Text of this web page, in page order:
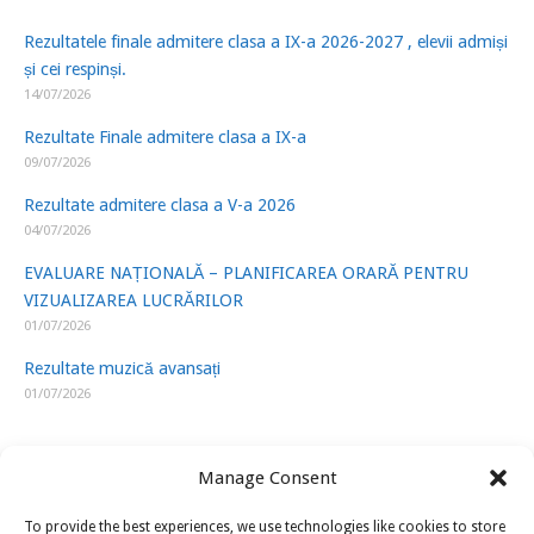
Manage Consent
To provide the best experiences, we use technologies like cookies to store
Rezultatele finale admitere clasa a IX-a 2026-2027 , elevii admiși
și cei respinși.
14/07/2026
Rezultate Finale admitere clasa a IX-a
09/07/2026
Rezultate admitere clasa a V-a 2026
04/07/2026
EVALUARE NAȚIONALĂ – PLANIFICAREA ORARĂ PENTRU
VIZUALIZAREA LUCRĂRILOR
01/07/2026
Rezultate muzică avansați
01/07/2026